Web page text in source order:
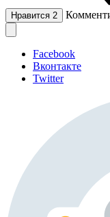
Нравится 2
Facebook
Вконтакте
Twitter